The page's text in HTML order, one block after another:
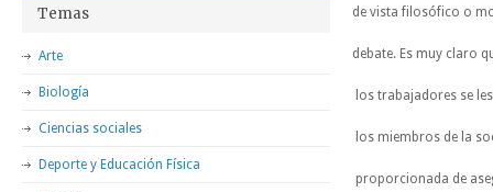
de vista filosófico o
debate. Es muy claro
los trabajadores se
los miembros de la
proporcionada de
Temas
Arte
Biología
Ciencias sociales
Deporte y Educación Física